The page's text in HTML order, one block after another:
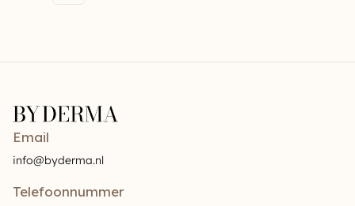
Email
info@byderma.nl
Telefoonnummer